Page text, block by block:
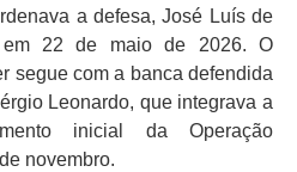
a defesa, José Luís de
22 de maio de 2026. O
segue com a banca defendida
Leonardo, que integrava a
inicial da Operação
novembro.